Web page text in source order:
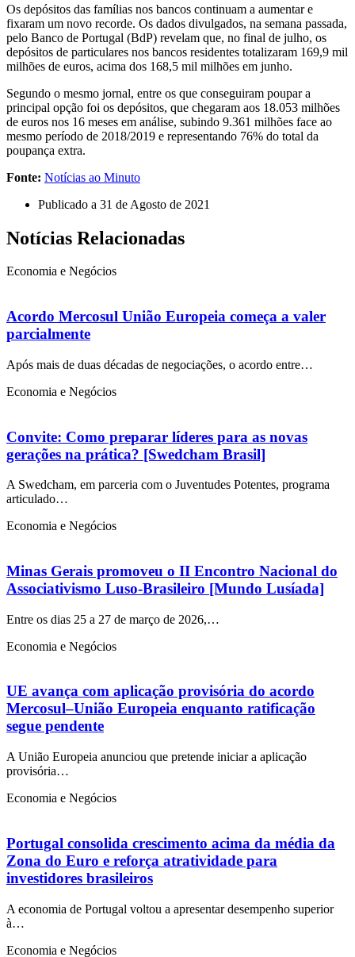
Os depósitos das famílias nos bancos continuam a aumentar e
fixaram um novo recorde. Os dados divulgados, na semana passada,
pelo Banco de Portugal (BdP) revelam que, no final de julho, os
depósitos de particulares nos bancos residentes totalizaram 169,9 mil
milhões de euros, acima dos 168,5 mil milhões em junho.
Segundo o mesmo jornal, entre os que conseguiram poupar a
principal opção foi os depósitos, que chegaram aos 18.053 milhões
de euros nos 16 meses em análise, subindo 9.361 milhões face ao
mesmo período de 2018/2019 e representando 76% do total da
poupança extra.
Fonte: Notícias ao Minuto
Publicado a 31 de Agosto de 2021
Notícias Relacionadas
Economia e Negócios
Acordo Mercosul União Europeia começa a valer
parcialmente
Após mais de duas décadas de negociações, o acordo entre…
Economia e Negócios
Convite: Como preparar líderes para as novas
gerações na prática? [Swedcham Brasil]
A Swedcham, em parceria com o Juventudes Potentes, programa
articulado…
Economia e Negócios
Minas Gerais promoveu o II Encontro Nacional do
Associativismo Luso-Brasileiro [Mundo Lusíada]
Entre os dias 25 a 27 de março de 2026,…
Economia e Negócios
UE avança com aplicação provisória do acordo
Mercosul–União Europeia enquanto ratificação
segue pendente
A União Europeia anunciou que pretende iniciar a aplicação
provisória…
Economia e Negócios
Portugal consolida crescimento acima da média da
Zona do Euro e reforça atratividade para
investidores brasileiros
A economia de Portugal voltou a apresentar desempenho superior
à…
Economia e Negócios